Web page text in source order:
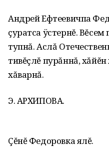
Андрей Ефтеевичпа
çуратса ÿстернĕ.
тупнă. Аслă
тивĕçлĕ пурăннă,
хăварнă.
Э. АРХИПОВА.
Çĕнĕ Федоровка ялĕ.